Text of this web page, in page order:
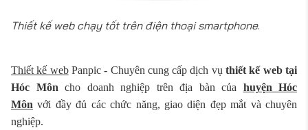
Thiết kế web chạy tốt trên điện thoại smartphone.
Thiết kế webPanpic - Chuyên cung cấp dịch vụthiết kế web tại
Hóc Môn cho doanh nghiệp trên địa bàn của huyện Hóc
Môn với đầy đủ các chức năng, giao diện đẹp mắt và chuyên
nghiệp.